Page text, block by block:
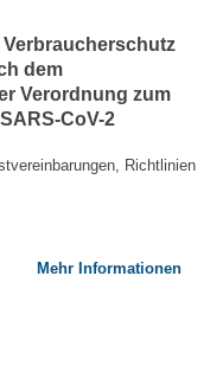
dem
Verordnung zum
CoV-2
Richtlinien
Mehr Informationen